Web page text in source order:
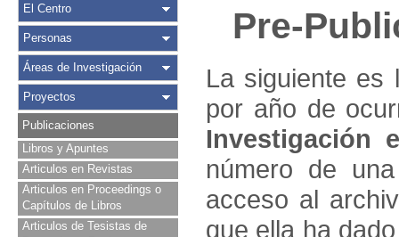
El Centro
Personas
Áreas de Investigación
Proyectos
Publicaciones
Libros y Apuntes
Articulos en Revistas
Articulos en Proceedings o
Capítulos de Libros
Articulos de Tesistas de
Pre-
La siguiente es
por año de
Investigación
número de
acceso al
que ella ha